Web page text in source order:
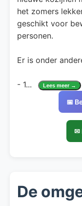
het zomers
geschikt voor
personen.
Er is onder
- 1... Lees meer →
📅
✉
De